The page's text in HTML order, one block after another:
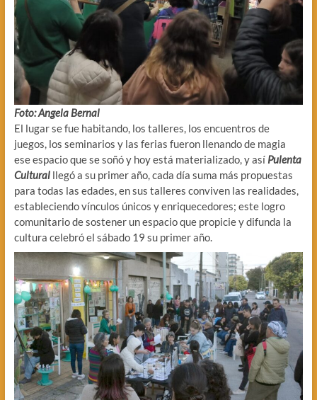
Foto: Angela Bernal
El lugar se fue habitando, los talleres, los encuentros de
juegos, los seminarios y las ferias fueron llenando de magia
ese espacio que se soñó y hoy está materializado, y así Pulenta
Culturalllegó a su primer año, cada día suma más propuestas
para todas las edades, en sus talleres conviven las realidades,
estableciendo vínculos únicos y enriquecedores; este logro
comunitario de sostener un espacio que propicie y difunda la
cultura celebró el sábado 19 su primer año.